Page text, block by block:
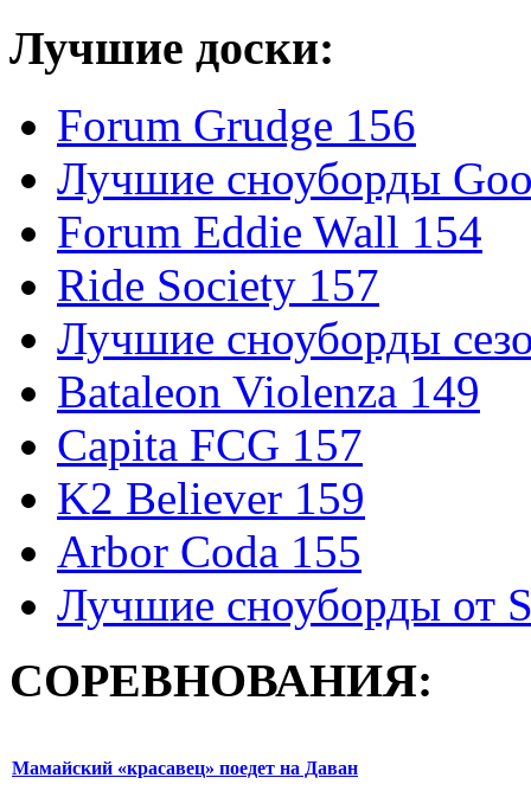
Лучшие доски:
Forum Grudge 156
Лучшие сноуборды
Forum Eddie Wall 154
Ride Society 157
Лучшие сноуборды
Bataleon Violenza 149
Capita FCG 157
K2 Believer 159
Arbor Coda 155
Лучшие сноуборды от
СОРЕВНОВАНИЯ:
Мамайский «красавец» поедет на Даван